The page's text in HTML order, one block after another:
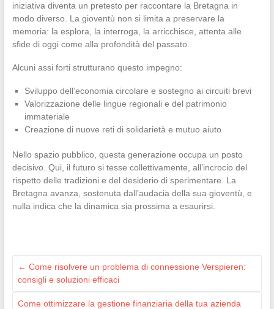
iniziativa diventa un pretesto per raccontare la Bretagna in
modo diverso. La gioventù non si limita a preservare la
memoria: la esplora, la interroga, la arricchisce, attenta alle
sfide di oggi come alla profondità del passato.
Alcuni assi forti strutturano questo impegno:
Sviluppo dell’economia circolare e sostegno ai circuiti brevi
Valorizzazione delle lingue regionali e del patrimonio
immateriale
Creazione di nuove reti di solidarietà e mutuo aiuto
Nello spazio pubblico, questa generazione occupa un posto
decisivo. Qui, il futuro si tesse collettivamente, all’incrocio del
rispetto delle tradizioni e del desiderio di sperimentare. La
Bretagna avanza, sostenuta dall’audacia della sua gioventù, e
nulla indica che la dinamica sia prossima a esaurirsi.
← Come risolvere un problema di connessione Verspieren:
consigli e soluzioni efficaci
Come ottimizzare la gestione finanziaria della tua azienda